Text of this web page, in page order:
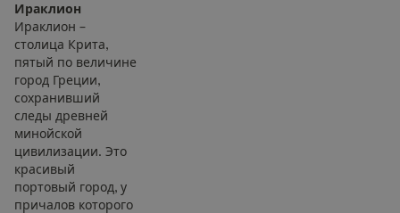
Ираклион
Ираклион –
столица Крита,
пятый по величине
город Греции,
сохранивший
следы древней
минойской
цивилизации. Это
красивый
портовый город, у
причалов которого